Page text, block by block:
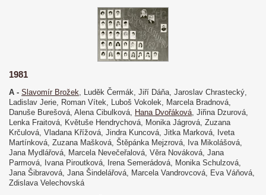
1981
A - Slavomír Brožek , Luděk Čermák, Jiří Dáňa, Jaroslav Chrastecký,
Ladislav Jerie, Roman Vítek, Luboš Vokolek, Marcela Bradnová,
Danuše Burešová, Alena Cibulková,
Hana Dvořáková , Jiřina Dzurová,
Lenka Fraitová, Květuše Hendrychová, Monika Jágrová, Zuzana
Krčulová, Vladana Křížová, Jindra Kuncová, Jitka Marková, Iveta
Martínková, Zuzana Mašková, Štěpánka Mejzrová, Iva Mikolášová,
Jana Mydlářová, Marcela Nevečeřalová, Věra Nováková, Jana
Parmová, Ivana Piroutková, Irena Semerádová, Monika Schulzová,
Jana Šibravová, Jana Šindelářová, Marcela Vandrovcová, Eva Váňová,
Zdislava Velechovská